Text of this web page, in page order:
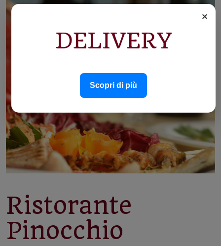
Ristorante
Pinocchio
×
DELIVERY
Scopri di più